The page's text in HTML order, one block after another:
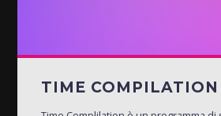
TIME COMPILATION